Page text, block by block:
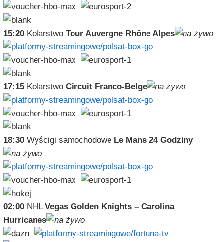
15:20Kolarstwo Tour Auvergne Rhône Alpes
17:15Kolarstwo Circuit Franco-Belge
18:30Wyścigi samochodowe Le Mans 24 Godziny
02:00NHL Vegas Golden Knights – Carolina
Hurricanes